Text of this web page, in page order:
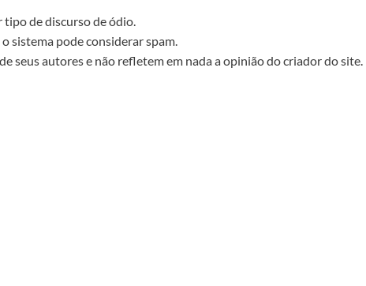
de discurso de ódio.
sistema pode considerar spam.
seus autores e não refletem em nada a opinião do criador do site.